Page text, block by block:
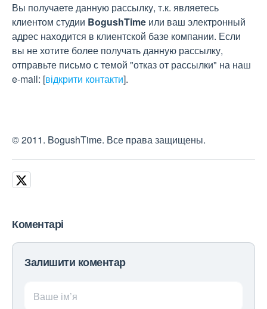
Вы получаете данную рассылку, т.к. являетесь
клиентом студии BogushTime или ваш электронный
адрес находится в клиентской базе компании. Если
вы не хотите более получать данную рассылку,
отправьте письмо с темой "отказ от рассылки" на наш
e-mail: [відкрити контакти].
© 2011. BogushTime. Все права защищены.
Коментарі
Залишити коментар
Ваше ім’я